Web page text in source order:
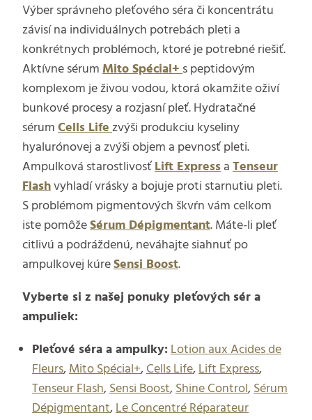
Výber správneho pleťového séra či koncentrátu
závisí na individuálnych potrebách pleti a
konkrétnych problémoch, ktoré je potrebné riešiť.
Aktívne sérumMito Spécial+s peptidovým
komplexom je živou vodou, ktorá okamžite oživí
bunkové procesy a rozjasní pleť. Hydratačné
sérumCells Lifezvýši produkciu kyseliny
hyalurónovej a zvýši objem a pevnosť pleti.
Ampulková starostlivosťLift ExpressaTenseur
Flashvyhladí vrásky a bojuje proti starnutiu pleti.
S problémom pigmentových škvŕn vám celkom
iste pomôžeSérum Dépigmentant. Máte-li pleť
citlivú a podráždenú, neváhajte siahnuť po
ampulkovej kúreSensi Boost.
Vyberte si z našej ponuky pleťových sér a
ampuliek:
Pleťové séra a ampulky:Lotion aux Acides de
Fleurs,Mito Spécial+,Cells Life,Lift Express,
Tenseur Flash,Sensi Boost,Shine Control,Sérum
Dépigmentant,Le Concentré Réparateur